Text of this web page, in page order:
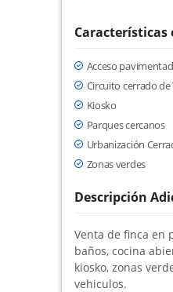
Características
Acceso
Circuito cerrado de
Kiosko
Parques cercanos
Urbanización
Zonas verdes
Descripción
Venta de finca en
baños, cocina
kiosko, zonas
vehiculos.